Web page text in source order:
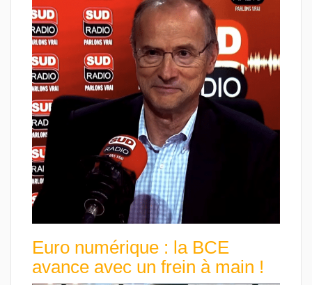
Euro numérique : la BCE
avance avec un frein à main !